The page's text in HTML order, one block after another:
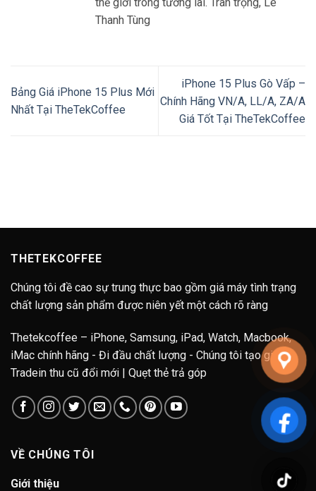
Thanh Tùng
Bảng Giá iPhone 15 Plus Mới
Nhất Tại TheTekCoffee
iPhone 15 Plus Gò Vấp –
Chính Hãng VN/A, LL/A, ZA/A
Giá Tốt Tại TheTekCoffee
THETEKCOFFEE
Chúng tôi đề cao sự trung thực bao gồm giá máy tình trạng
chất lượng sản phẩm được niên yết một cách rõ ràng
Thetekcoffee – iPhone, Samsung, iPad, Watch, Macbook,
iMac chính hãng - Đi đầu chất lượng - Chúng tôi tạo giá trị.
Tradein thu cũ đổi mới | Quẹt thẻ trả góp
VỀ CHÚNG TÔI
Giới thiệu